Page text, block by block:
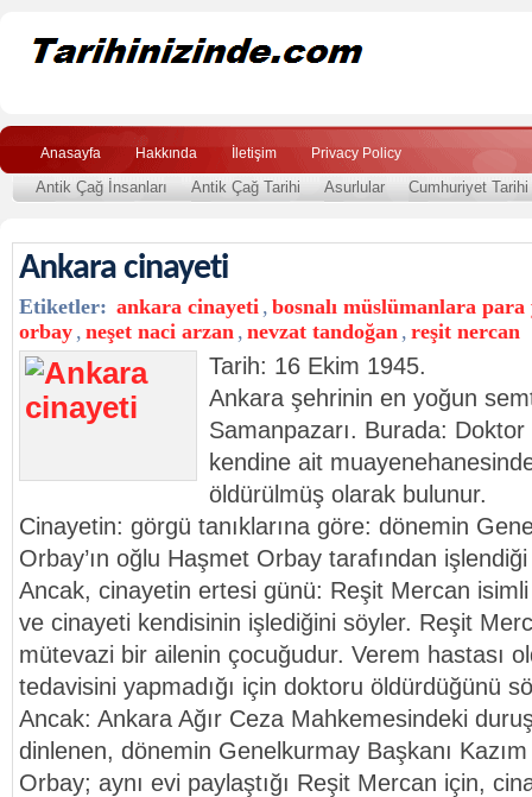
Anasayfa Hakkında İletişim Privacy Policy
Antik Çağ İnsanları Antik Çağ Tarihi Asurlular Cumhuriyet Tarihi
Ankara cinayeti
Etiketler: ankara cinayeti , bosnalı müslümanlara para
orbay , neşet naci arzan , nevzat tandoğan , reşit nercan
Tarih: 16 Ekim 1945.
Ankara şehrinin en yoğun
Samanpazarı. Burada:
kendine ait
öldürülmüş olarak bulunur.
Cinayetin: görgü tanıklarına göre: dönemin
Orbay’ın oğlu Haşmet Orbay tarafından
Ancak, cinayetin ertesi günü: Reşit Mercan
ve cinayeti kendisinin işlediğini söyler. Reşit
mütevazi bir ailenin çocuğudur. Verem hastası
tedavisini yapmadığı için doktoru öldürdüğünü
Ancak: Ankara Ağır Ceza Mahkemesindeki
dinlenen, dönemin Genelkurmay Başkanı
Orbay; aynı evi paylaştığı Reşit Mercan için,